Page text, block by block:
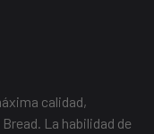
calidad,
La habilidad de